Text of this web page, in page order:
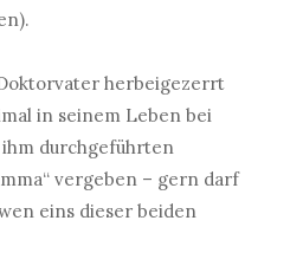
herbeigezerrt
in seinem Leben bei
durchgeführten
vergeben – gern darf
eins dieser beiden